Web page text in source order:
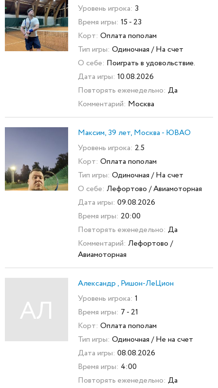
Уровень игрока: 3
Время игры: 15 - 23
Корт: Оплата пополам
Тип игры: Одиночная / На счет
О себе: Поиграть в удовольствие.
Дата игры: 10.08.2026
Повторять еженедельно: Да
Комментарий: Москва
Максим, 39 лет, Москва - ЮВАО
Уровень игрока: 2.5
Корт: Оплата пополам
Тип игры: Одиночная / На счет
О себе: Лефортово / Авиамоторная
Дата игры: 09.08.2026
Время игры: 20:00
Повторять еженедельно: Да
Комментарий: Лефортово /
Авиамоторная
АЛ
Александр , Ришон-ЛеЦион
Уровень игрока: 1
Время игры: 7 - 21
Корт: Оплата пополам
Тип игры: Одиночная / Не на счет
Дата игры: 08.08.2026
Время игры: 4:00
Повторять еженедельно: Да